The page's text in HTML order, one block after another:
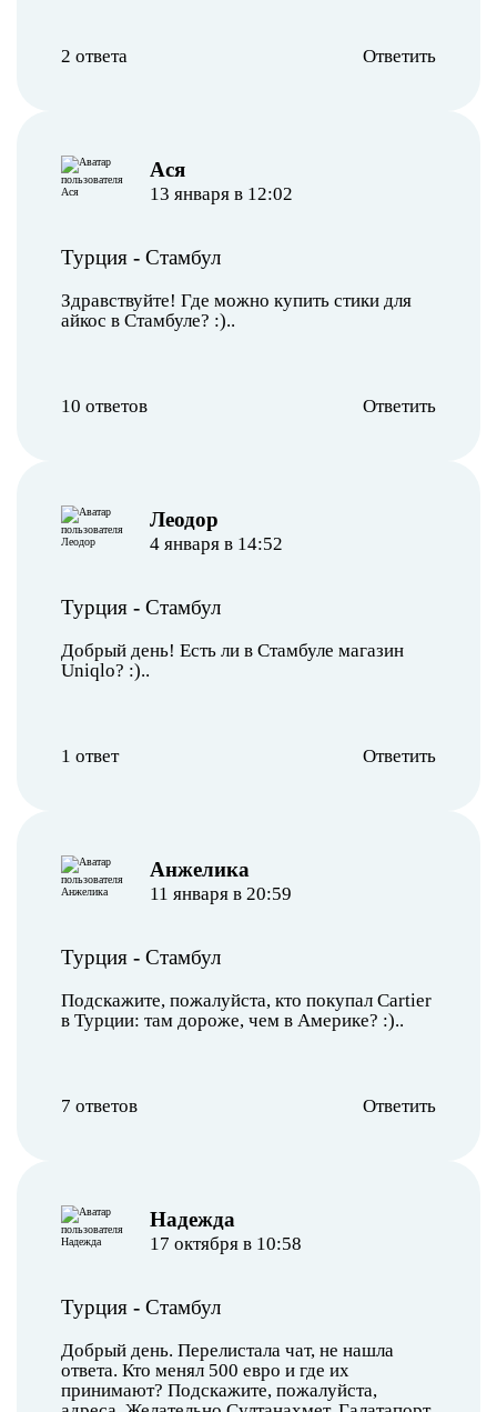
2 ответа Ответить
Ася
13 января в 12:02
Турция - Стамбул
Здравствуйте! Где можно купить стики для
айкос в Стамбуле? :)..
10 ответов Ответить
Леодор
4 января в 14:52
Турция - Стамбул
Добрый день! Есть ли в Стамбуле магазин
Uniqlo? :)..
1 ответ Ответить
Анжелика
11 января в 20:59
Турция - Стамбул
Подскажите, пожалуйста, кто покупал Cartier
в Турции: там дороже, чем в Америке? :)..
7 ответов Ответить
Надежда
17 октября в 10:58
Турция - Стамбул
Добрый день. Перелистала чат, не нашла
ответа. Кто менял 500 евро и где их
принимают? Подскажите, пожалуйста,